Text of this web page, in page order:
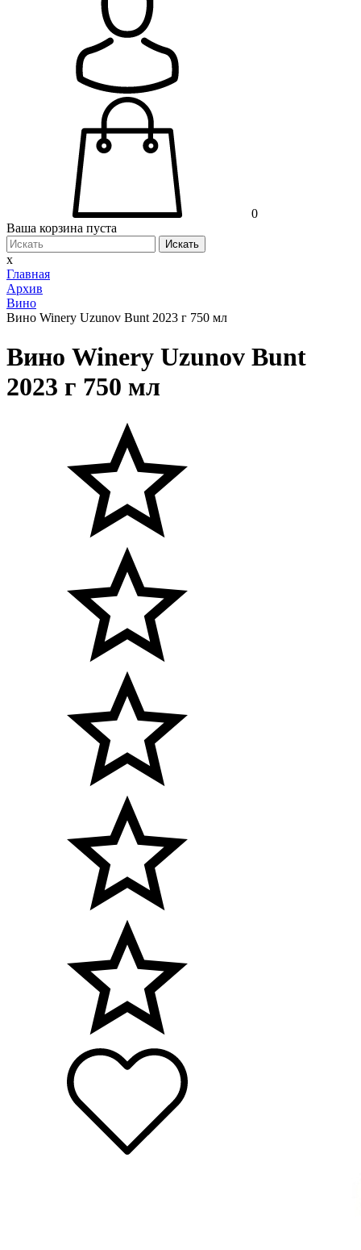
0
Ваша корзина пуста
Искать
x
Главная
Архив
Вино
Вино Winery Uzunov Bunt 2023 г 750 мл
Вино Winery Uzunov Bunt
2023 г 750 мл